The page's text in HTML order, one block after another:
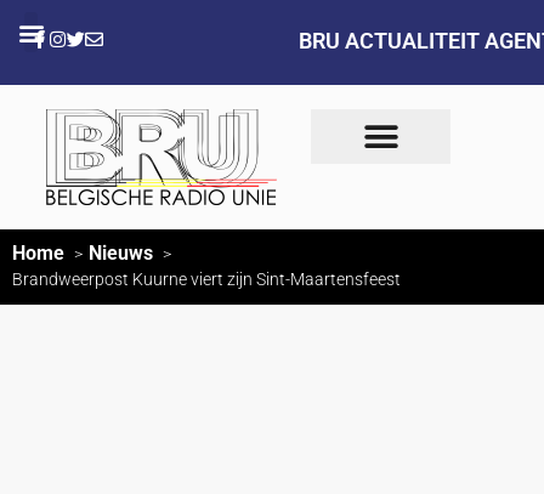
BRU ACTUALITEIT
Home Nieuws
Brandweerpost Kuurne viert zijn Sint-Maartensfeest